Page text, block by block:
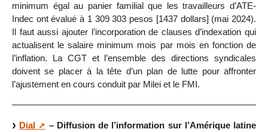
minimum égal au panier familial que les travailleurs d’ATE-
Indec ont évalué à 1 309 303 pesos [1437 dollars] (mai 2024).
Il faut aussi ajouter l’incorporation de clauses d’indexation qui
actualisent le salaire minimum mois par mois en fonction de
l’inflation. La CGT et l’ensemble des directions syndicales
doivent se placer à la tête d’un plan de lutte pour affronter
l’ajustement en cours conduit par Milei et le FMI.
Dial
– Diffusion de l’information sur l’Amérique latine